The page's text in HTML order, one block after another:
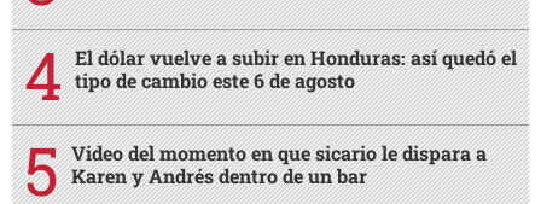
El dólar vuelve a subir en Honduras: así quedó el
tipo de cambio este 6 de agosto
Video del momento en que sicario le dispara a
Karen y Andrés dentro de un bar